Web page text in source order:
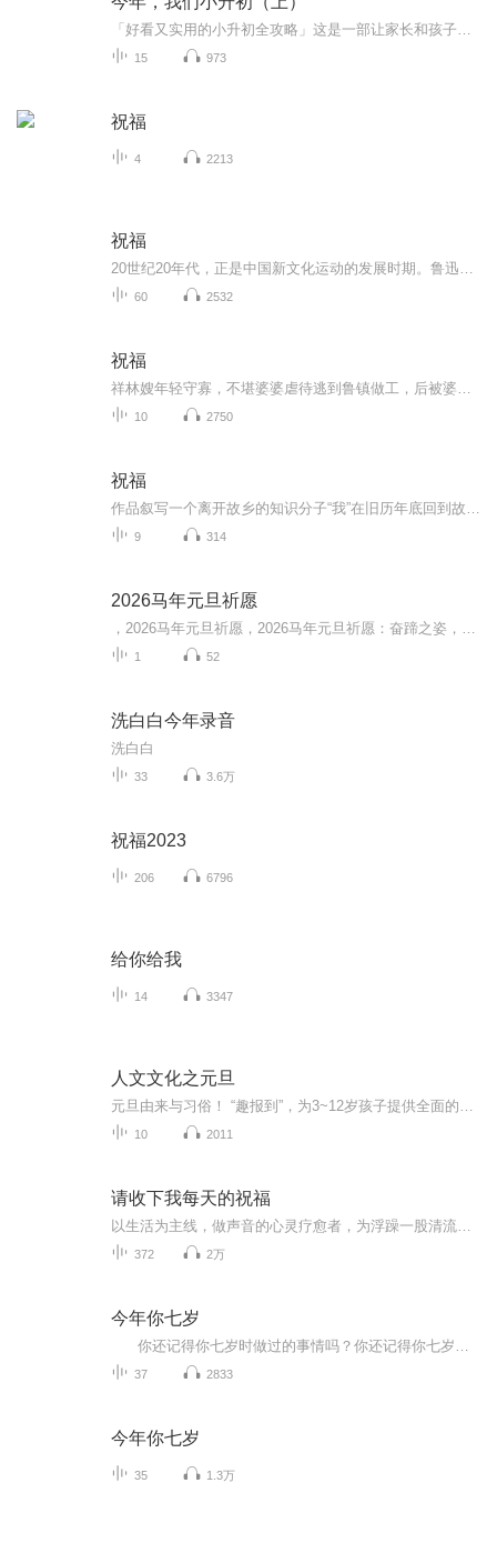
15 973
祝福
4 2213
祝福
60 2532
祝福
10 2750
祝福
9 314
2026马年元旦祈愿
1 52
洗白白今年录音
洗白白
33 3.6万
祝福2023
206 6796
给你给我
14 3347
人文文化之元旦
10 2011
请收下我每天的祝福
372 2万
今年你七岁
37 2833
今年你七岁
35 1.3万